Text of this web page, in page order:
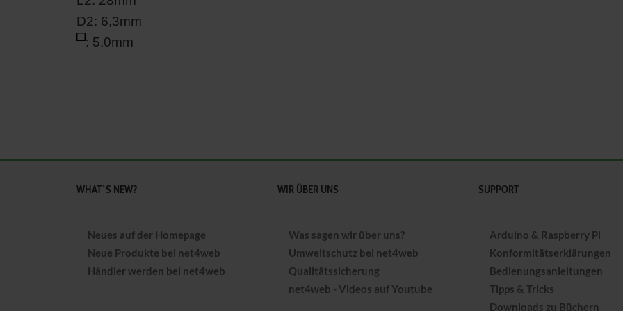
D2: 6,3mm
: 5,0mm
WHAT`S NEW?
Neues auf der Homepage
Neue Produkte bei net4web
Händler werden bei net4web
WIR ÜBER UNS
Was sagen wir über uns?
Umweltschutz bei net4web
Qualitätssicherung
net4web - Videos auf Youtube
SUPPORT
Arduino & Raspberry Pi
Konformitätserklärungen
Bedienungsanleitungen
Tipps & Tricks
Downloads zu Büchern